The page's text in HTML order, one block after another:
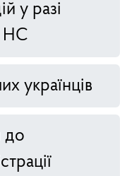
у разі
НС
українців
до